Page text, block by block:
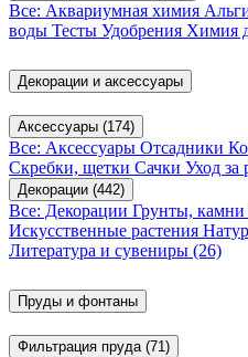
Все: Аквариумная химия
воды Тесты Удобрения Химия
Декорации и аксессуары
Аксессуары (174)
Все: Аксессуары Отсадники
Скребки, щетки Сачки Уход за
Декорации (442)
Все: Декорации Грунты, камни
Искусственные растения
Литература и сувениры (26)
Пруды и фонтаны
Фильтрация пруда (71)